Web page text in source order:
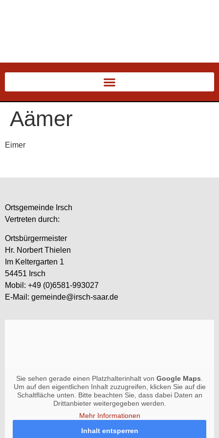
Aämer
Eimer
Ortsgemeinde Irsch
Vertreten durch:
Ortsbürgermeister
Hr. Norbert Thielen
Im Keltergarten 1
54451 Irsch
Mobil: +49 (0)6581-993027
E-Mail: gemeinde@irsch-saar.de
Sie sehen gerade einen Platzhalterinhalt von Google Maps
Um auf den eigentlichen Inhalt zuzugreifen, klicken Sie auf die
Schaltfläche unten. Bitte beachten Sie, dass dabei Daten an
Drittanbieter weitergegeben werden.
Mehr Informationen
Inhalt entsperren